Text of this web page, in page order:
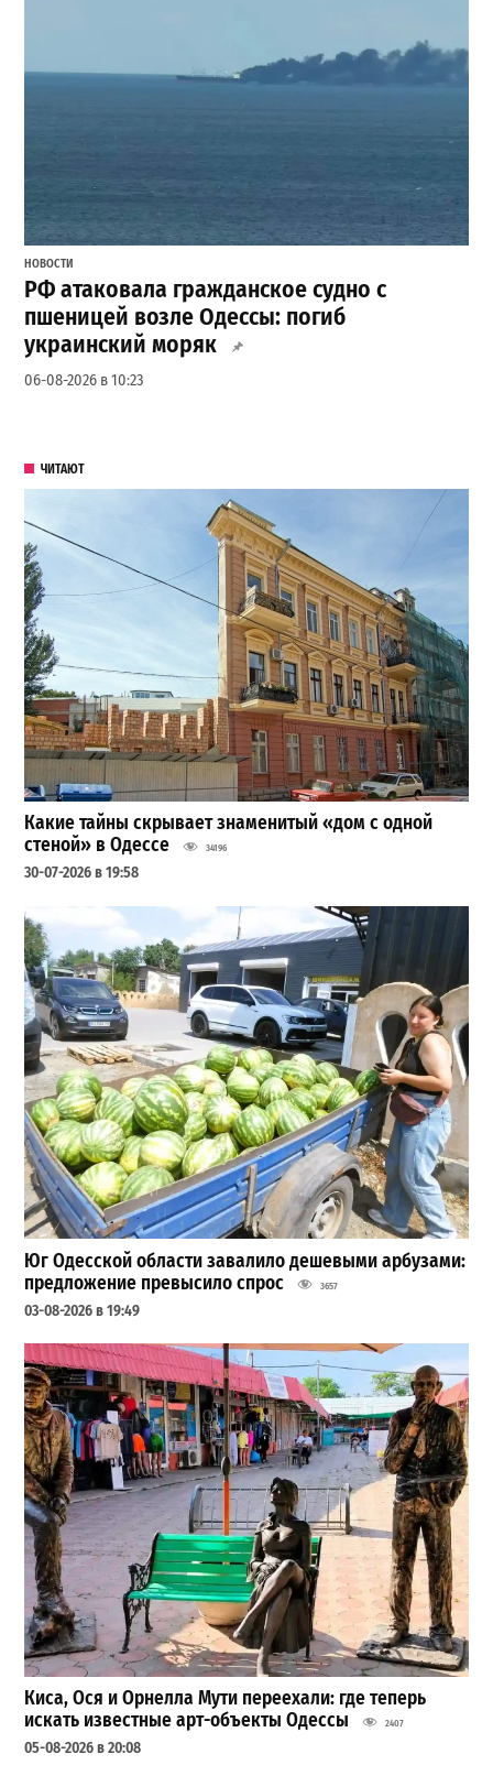
НОВОСТИ
РФ атаковала гражданское судно с
пшеницей возле Одессы: погиб
украинский моряк
06-08-2026 в 10:23
ЧИТАЮТ
Какие тайны скрывает знаменитый «дом с одной
стеной» в Одессе
34196
30-07-2026 в 19:58
Юг Одесской области завалило дешевыми арбузами:
предложение превысило спрос
3657
03-08-2026 в 19:49
Киса, Ося и Орнелла Мути переехали: где теперь
искать известные арт-объекты Одессы
2407
05-08-2026 в 20:08